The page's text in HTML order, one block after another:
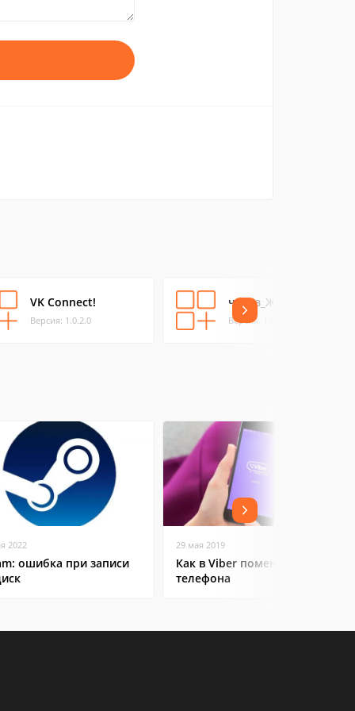
VK Connect!
Версия: 1.0.2.0
через_Ж
Версия: 1.2.0.0
2022
ошибка при записи
29 мая 2019
Как в Viber поменять номер
телефона